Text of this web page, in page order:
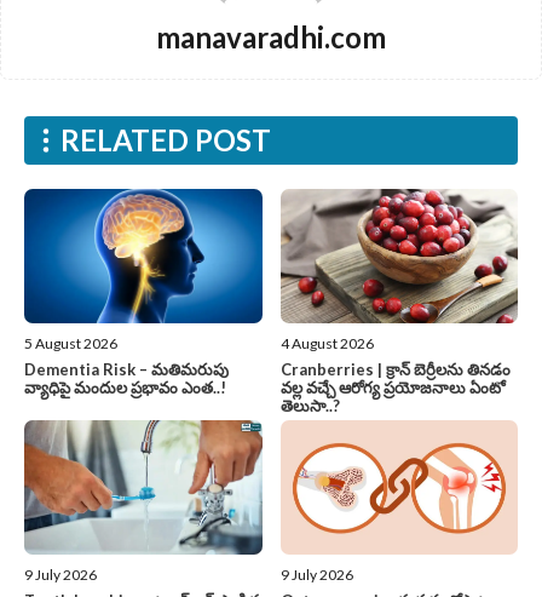
manavaradhi.com
RELATED POST
5 August 2026
Dementia Risk – మతిమరుపు
వ్యాధిపై మందుల ప్రభావం ఎంత..!
4 August 2026
Cranberries | క్రాన్ బెర్రీల‌ను తిన‌డం
వ‌ల్ల వచ్చే ఆరోగ్య ప్రయోజనాలు ఏంటో
తెలుసా..?
9 July 2026 9 July 2026